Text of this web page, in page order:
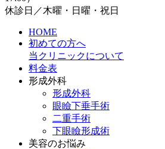
休診日／木曜・日曜・祝日
HOME
初めての方へ
当クリニックについて
料金表
形成外科
形成外科
眼瞼下垂手術
二重手術
下眼瞼形成術
美容のお悩み